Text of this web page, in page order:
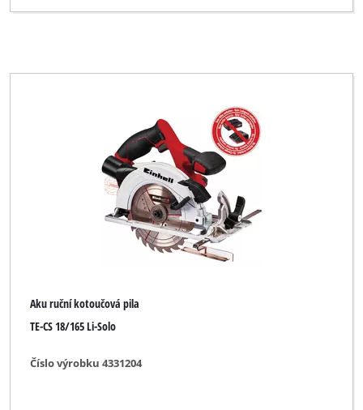
Aku ruční kotoučová pila
TE-CS 18/165 Li-Solo
Číslo výrobku 4331204